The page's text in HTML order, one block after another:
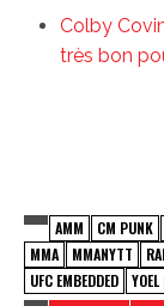
Colby
très bon
AMM CM PUNK
MMA
MMANYTT
UFC EMBEDDED